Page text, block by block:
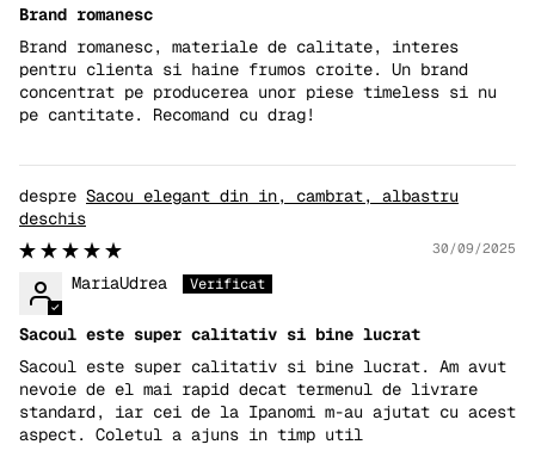
Brand romanesc
Brand romanesc, materiale de calitate, interes
pentru clienta si haine frumos croite. Un brand
concentrat pe producerea unor piese timeless si nu
pe cantitate. Recomand cu drag!
Sacou elegant din in, cambrat, albastru
deschis
30/09/2025
MariaUdrea
Sacoul este super calitativ si bine lucrat
Sacoul este super calitativ si bine lucrat. Am avut
nevoie de el mai rapid decat termenul de livrare
standard, iar cei de la Ipanomi m-au ajutat cu acest
aspect. Coletul a ajuns in timp util